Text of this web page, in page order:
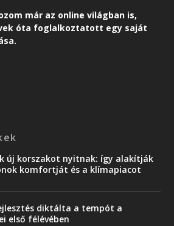
már az online világban is,
óta foglalkoztatott egy saját
új korszakot nyitnak: így alakítják
komfortját és a klímapiacot
diktálta a tempót a
első félévében